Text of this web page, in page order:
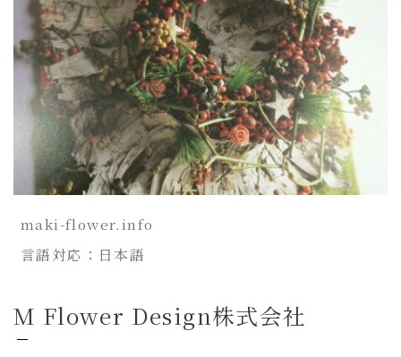
maki-flower.info
言語対応：日本語
M Flower Design株式会社